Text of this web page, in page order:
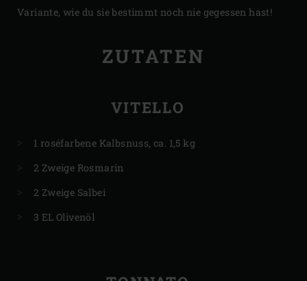
Variante, wie du sie bestimmt noch nie gegessen hast!
ZUTATEN
VITELLO
1 roséfarbene Kalbsnuss, ca. 1,5 kg
2 Zweige Rosmarin
2 Zweige Salbei
3 EL Olivenöl